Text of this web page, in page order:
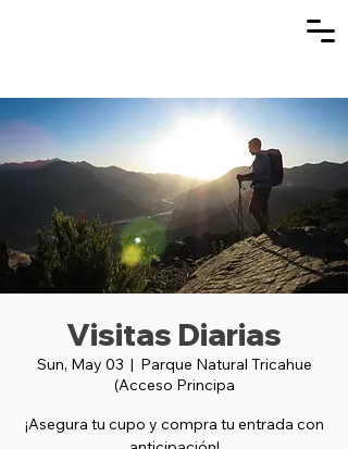
Visitas Diarias
Sun, May 03
  |
Parque Natural Tricahue
(Acceso Principa
¡Asegura tu cupo y compra tu entrada con